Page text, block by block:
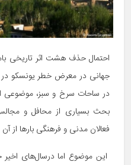
احتمال حذف هشت اثر تاریخی
جهانی در معرض خطر یونسکو در
در ساحات سرخ و سبز،
بحث بسیاری از محافل و
فعالان مدنی و فرهنگی بارها از آن
این موضوع اما درسال‌های